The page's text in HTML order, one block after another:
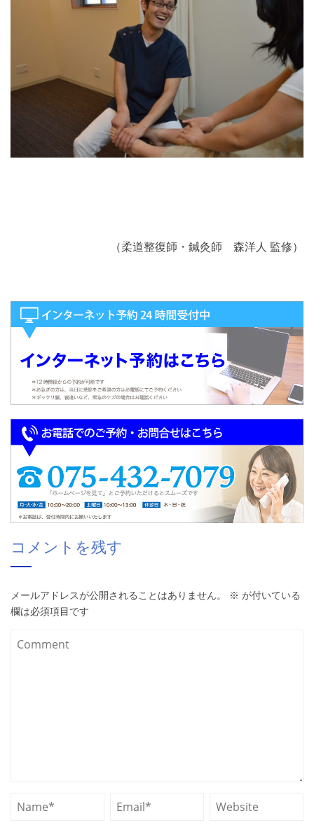
（柔道整復師・鍼灸師 森洋人 監修）
コメントを残す
メールアドレスが公開されることはありません。 ※ が付いている
欄は必須項目です